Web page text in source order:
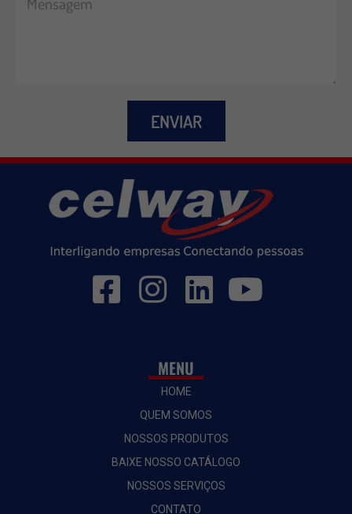
ENVIAR
MENU
HOME
QUEM SOMOS
NOSSOS PRODUTOS
BAIXE NOSSO CATÁLOGO
NOSSOS SERVIÇOS
CONTATO